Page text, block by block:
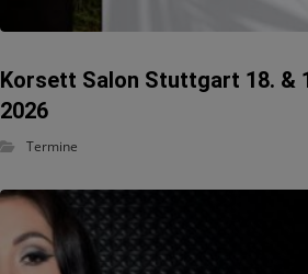
Korsett Salon Stuttgart 18. &
2026
Termine